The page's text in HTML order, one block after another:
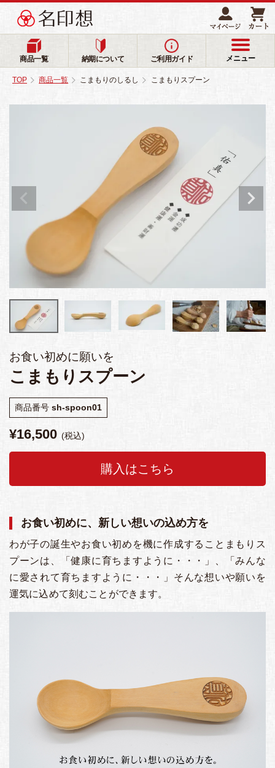
商品一覧 納期について ご利用ガイド メニュー
TOP 商品一覧 こまもりのしるし こまもりスプーン
お食い初めに願いを
こまもりスプーン
商品番号 sh-spoon01
¥16,500 税込
購入はこちら
お食い初めに、新しい想いの込め方を
わが子の誕生やお食い初めを機に作成することまもりス
プーンは、「健康に育ちますように・・・」、「みんな
に愛されて育ちますように・・・」そんな想いや願いを
運気に込めて刻むことができます。